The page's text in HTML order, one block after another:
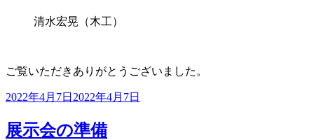
清水宏晃（木工）
ご覧いただきありがとうございました。
投
日:
2022年4月7日 2022年4月7日
展示会の準備